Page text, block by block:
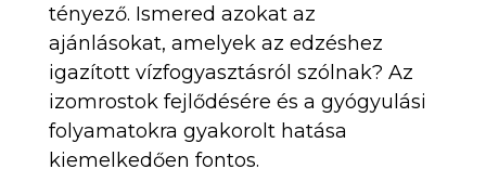
tényező. Ismered azokat az
ajánlásokat, amelyek az edzéshez
igazított vízfogyasztásról szólnak? Az
izomrostok fejlődésére és a gyógyulási
folyamatokra gyakorolt hatása
kiemelkedően fontos.